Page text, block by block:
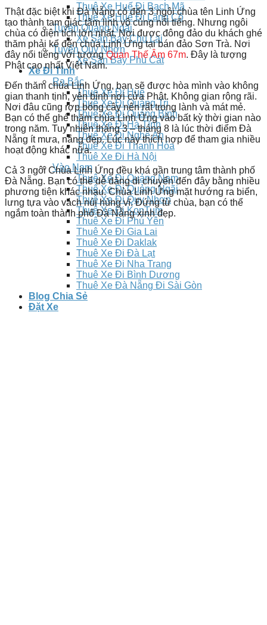
Thuê Xe Huế Đi Bạch Mã
Thuê Xe Huế Đi Lăng Cô
Tuyến Quảng Ngãi
Xe Sân Bay Chu Lai
Tuyến Quy Nhơn
Xe Sân Bay Phù Cát
Xe Đi Tỉnh
Ra Bắc
Thuê Xe Đi Huế
Thuê Xe Đi Quảng Trị
Thuê Xe Đi Quảng Bình
Thuê Xe Đi Hà Tĩnh
Thuê Xe Đi Nghệ An
Thuê Xe Đi Thanh Hóa
Thuê Xe Đi Hà Nội
Vào Nam
Thuê Xe Đi Quảng Nam
Thuê Xe Đi Quảng Ngãi
Thuê Xe Đi Quy Nhơn
Thuê Xe Đi KonTum
Thuê Xe Đi Phú Yên
Thuê Xe Đi Gia Lai
Thuê Xe Đi Daklak
Thuê Xe Đi Đà Lạt
Thuê Xe Đi Nha Trang
Thuê Xe Đi Bình Dương
Thuê Xe Đà Nẵng Đi Sài Gòn
Blog Chia Sẻ
Đặt Xe
Thật đặc biệt khi Đà Nẵng có đến 3 ngôi chùa tên Linh Ứng
tạo thành tam giác tâm linh vô cùng nổi tiếng. Nhưng ngôi
chùa có diện tích lớn nhất. Nơi được đông đảo du khách ghé
thăm phải kể đến chùa Linh Ứng tại bán đảo Sơn Trà. Nơi
đây nổi tiếng với tượngQuan Thế Âm 67m. Đây là tượng
Phật cao nhất Việt Nam.
Đến thăm chùa Linh Ứng, bạn sẽ được hòa mình vào không
gian thanh tịnh, yên bình nơi cửa Phật. Không gian rộng rãi.
Nơi đâu cũng rợp bóng cây nên rất trong lành và mát mẻ.
Bạn có thể ghé thăm chùa Linh Ứng vào bất kỳ thời gian nào
trong năm. Tuy nhiên tháng 3 – tháng 8 là lúc thời điểm Đà
Nẵng ít mưa, nắng đẹp. Lúc này thích hợp để tham gia nhiều
hoạt động khác nữa.
Cả 3 ngôi Chùa Linh Ứng đều khá gần trung tâm thành phố
Đà Nẵng. Bạn có thể dễ dàng di chuyển đến đây bằng nhiều
phương tiện khác nhau. Chùa Linh Ứng mặt hướng ra biển,
lưng tựa vào vách núi hùng vĩ. Đứng từ chùa, bạn có thể
ngắm toàn thành phố Đà Nẵng xinh đẹp.